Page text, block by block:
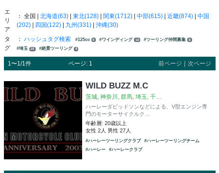
エ
リ
ア
： 全国 | 北海道(63)| 東北(128)| 関東(1712)| 中部(615)| 近畿(874)| 中国
(202)| 四国(122)| 九州(331)| 沖縄(30)
タ
グ
： ハッシュタグ検索 #125cc 9 #ワインディング 10 #ツーリング仲間募集 8
#埼玉 10 #絶景ツーリング 4
1〜1/1件 ページ: 1 前ページ 次ページ
WILD BUZZ M.C
茨城, 神奈川, 群馬, 埼玉, 千…
ハーレーダビッドソンなどによる、V型エンジン専
門のモーターサイクルク…
年齢層: 20歳以上
女性 2人 男性 27人
#ハーレーツーリングクラブ
#ハーレーツーリングチーム
#ハーレー
#ハーレークラブ